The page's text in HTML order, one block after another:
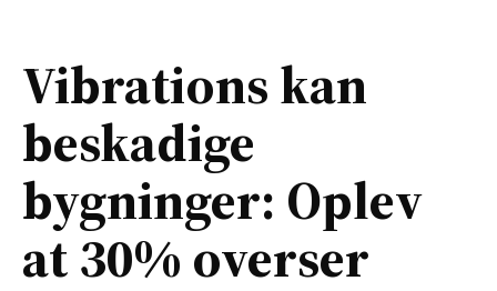
Vibrations kan
beskadige
bygninger: Oplev
at 30% overser